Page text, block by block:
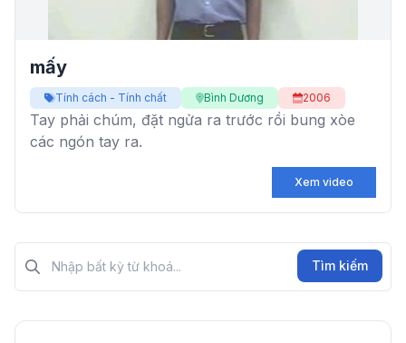
mấy
Tính cách - Tính chất Bình Dương 2006
Tay phải chúm, đặt ngửa ra trước rồi bung xòe
các ngón tay ra.
Xem video
Tìm kiếm?>
Tìm kiếm